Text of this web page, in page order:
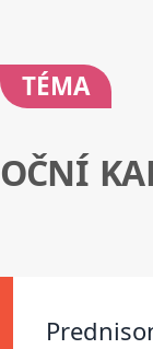
TÉMA
OČNÍ